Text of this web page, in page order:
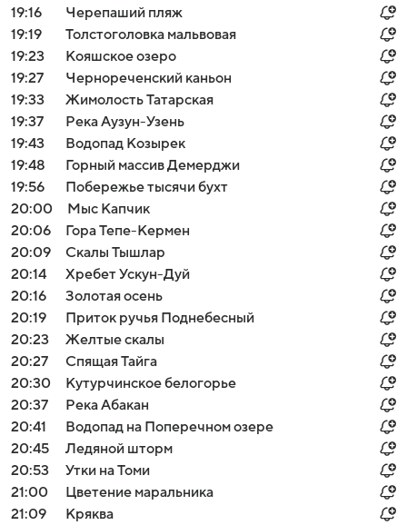
19:16
Черепаший пляж
19:19
Толстоголовка мальвовая
19:23
Кояшское озеро
19:27
Чернореченский каньон
19:33
Жимолость Татарская
19:37
Река Аузун-Узень
19:43
Водопад Козырек
19:48
Горный массив Демерджи
19:56
Побережье тысячи бухт
20:00
Мыс Капчик
20:06
Гора Тепе-Кермен
20:09
Скалы Тышлар
20:14
Хребет Ускун-Дуй
20:16
Золотая осень
20:19
Приток ручья Поднебесный
20:23
Желтые скалы
20:27
Спящая Тайга
20:30
Кутурчинское белогорье
20:37
Река Абакан
20:41
Водопад на Поперечном озере
20:45
Ледяной шторм
20:53
Утки на Томи
21:00
Цветение маральника
21:09
Кряква